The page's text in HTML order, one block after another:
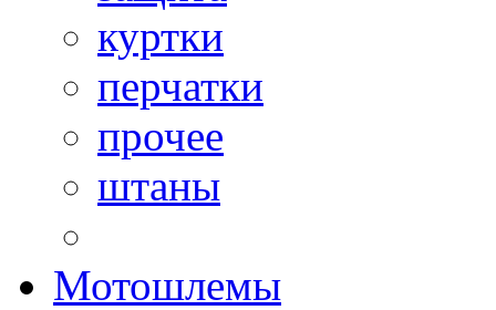
куртки
перчатки
прочее
штаны
Мотошлемы